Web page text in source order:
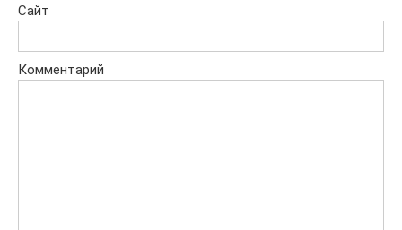
Сайт
Комментарий